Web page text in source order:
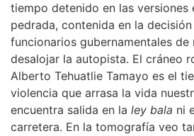
tiempo detenido en las versiones
pedrada, contenida en la
funcionarios gubernamentales
desalojar la autopista. El cráneo
Alberto Tehuatlie Tamayo es el
violencia que arrasa la vida
encuentra salida en la ley bala ni
carretera. En la tomografía veo